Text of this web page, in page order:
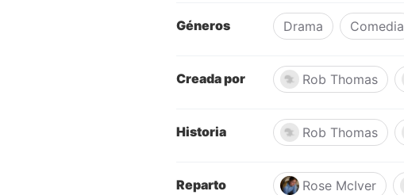
Géneros Drama Comedia
Creada por Rob Thomas
Historia Rob Thomas
Reparto Rose McIver